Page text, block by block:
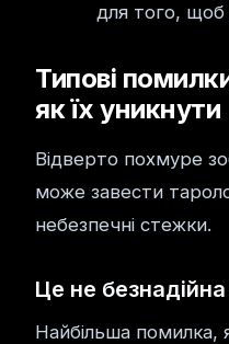
для того,
Типові
як їх уникнути
Відверто похмуре
може завести
небезпечні стежки.
Це не
Найбільша помилка,